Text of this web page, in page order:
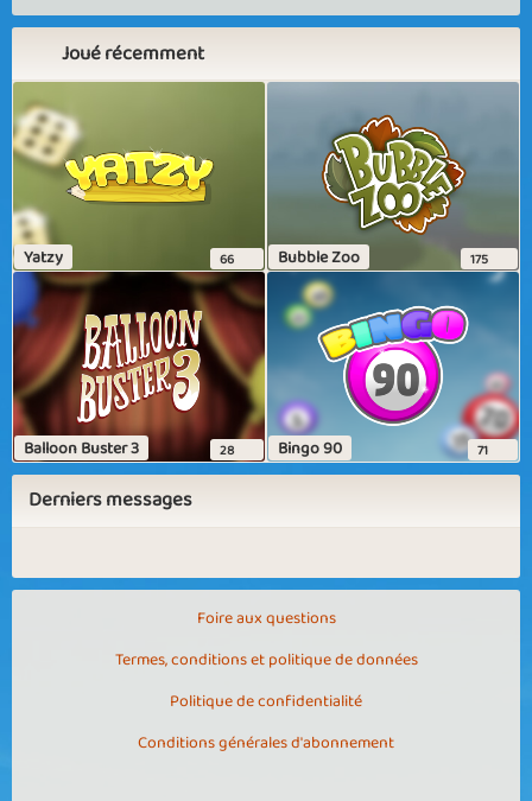
Joué récemment
Yatzy 66 Bubble Zoo 175
Balloon Buster 3 28 Bingo 90 71
Derniers messages
Foire aux questions
Termes, conditions et politique de données
Politique de confidentialité
Conditions générales d'abonnement